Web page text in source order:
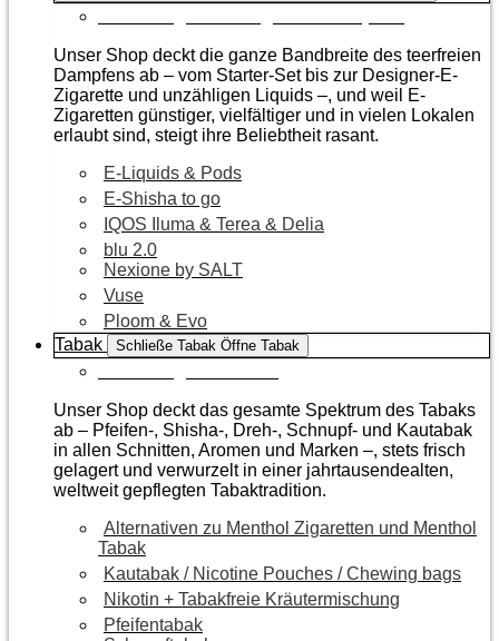
Unser Shop deckt die ganze Bandbreite des teerfreien
Dampfens ab – vom Starter-Set bis zur Designer-E-
Zigarette und unzähligen Liquids –, und weil E-
Zigaretten günstiger, vielfältiger und in vielen Lokalen
erlaubt sind, steigt ihre Beliebtheit rasant.
E-Liquids & Pods
E-Shisha to go
IQOS Iluma & Terea & Delia
blu 2.0
Nexione by SALT
Vuse
Ploom & Evo
Tabak
Schließe Tabak Öffne Tabak
Unser Shop deckt das gesamte Spektrum des Tabaks
ab – Pfeifen-, Shisha-, Dreh-, Schnupf- und Kautabak
in allen Schnitten, Aromen und Marken –, stets frisch
gelagert und verwurzelt in einer jahrtausendealten,
weltweit gepflegten Tabaktradition.
Alternativen zu Menthol Zigaretten und Menthol
Tabak
Kautabak / Nicotine Pouches / Chewing bags
Nikotin + Tabakfreie Kräutermischung
Pfeifentabak